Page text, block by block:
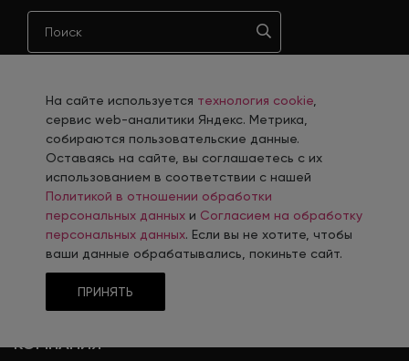
ОФИС
Краснодар
8 (800) 100-45-85
ул. Красная, 155/2
Показать еще
КОМПАНИЯ
На сайте используется технология cookie
сервис web-аналитики Яндекс. Метрика,
собираются пользовательские данные.
Оставаясь на сайте, вы соглашаетесь с их
использованием в соответствии с нашей
Политикой в отношении обработки
персональных данных и Согласием на обработку
персональных данных. Если вы не хотите, чтобы
ваши данные обрабатывались, покиньте сайт.
ПРИНЯТЬ